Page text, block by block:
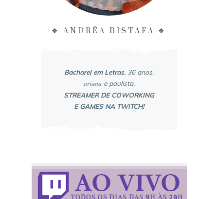
❖ ANDRÉA BISTAFA ❖
Bacharel em Letras, 36 anos,
arianae paulista.
STREAMER DE COWORKING
E GAMES NA TWITCH!